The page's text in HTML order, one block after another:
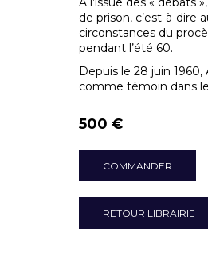
de prison, c’est-à-dire
circonstances du
pendant l’été 60.
Depuis le 28 juin
comme témoin dans
500 €
COMMANDER
RETOUR LIBRAIRIE